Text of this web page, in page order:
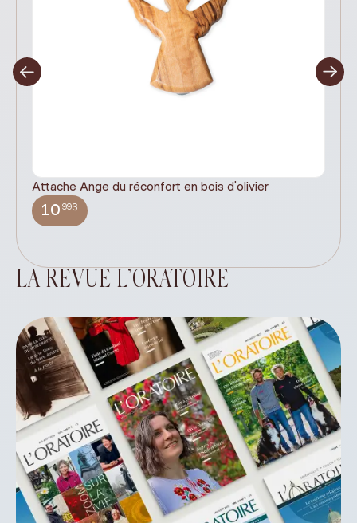
Attache Ange du réconfort en bois d'olivier
10,99$
LA REVUE L’ORATOIRE